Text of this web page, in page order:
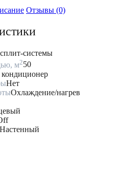
Отзывы (0)
системы
м250
Нет
Охлаждение/нагрев
Настенный